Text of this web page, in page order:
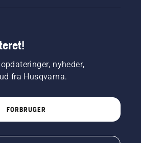
nyheder,
fra Husqvarna.
FORBRUGER